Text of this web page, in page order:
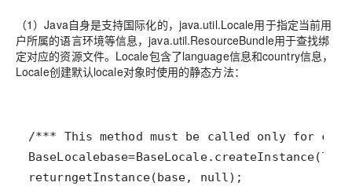
（1）Java自身是支持国际化的，java.util.Locale用于指定当前用
户所属的语言环境等信息，java.util.ResourceBundle用于查找绑
定对应的资源文件。Locale包含了language信息和country信息，
Locale创建默认locale对象时使用的静态方法：
/*** This method must be called only for
BaseLocalebase=BaseLocale. createInstance(lang
returngetInstance(base, null